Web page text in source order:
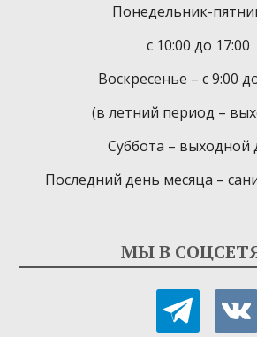
Понедельник-
с 10:00 до 17:00
Воскресенье – с 9:00
(в летний период –
Суббота – выходной
Последний день месяца –
МЫ В
telegram